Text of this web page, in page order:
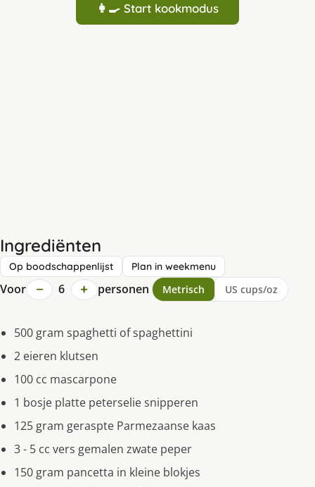
👩‍🍳 Start kookmodus
Ingrediënten
Op boodschappenlijst Plan in weekmenu
Voor − 6 + personen Metrisch US cups/oz
500 gram spaghetti of spaghettini
2 eieren klutsen
100 cc mascarpone
1 bosje platte peterselie snipperen
125 gram geraspte Parmezaanse kaas
3 - 5 cc vers gemalen zwate peper
150 gram pancetta in kleine blokjes